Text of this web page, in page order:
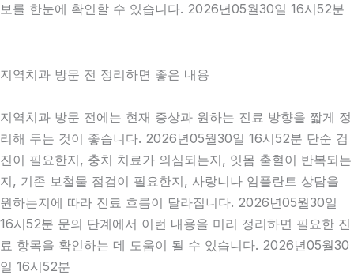
보를 한눈에 확인할 수 있습니다. 2026년05월30일 16시52분
지역치과 방문 전 정리하면 좋은 내용
지역치과 방문 전에는 현재 증상과 원하는 진료 방향을 짧게 정
리해 두는 것이 좋습니다. 2026년05월30일 16시52분 단순 검
진이 필요한지, 충치 치료가 의심되는지, 잇몸 출혈이 반복되는
지, 기존 보철물 점검이 필요한지, 사랑니나 임플란트 상담을
원하는지에 따라 진료 흐름이 달라집니다. 2026년05월30일
16시52분 문의 단계에서 이런 내용을 미리 정리하면 필요한 진
료 항목을 확인하는 데 도움이 될 수 있습니다. 2026년05월30
일 16시52분